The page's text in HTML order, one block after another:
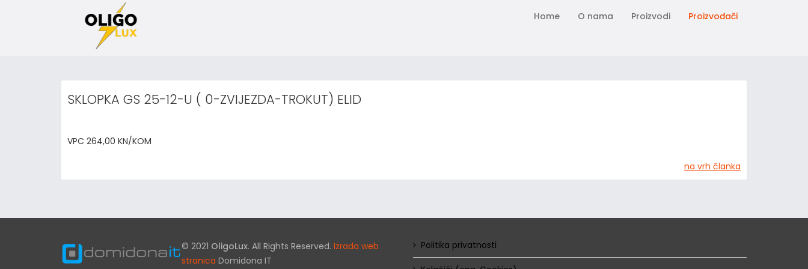
Home O nama Proizvodi Proizvođači
SKLOPKA GS 25-12-U ( 0-ZVIJEZDA-TROKUT) ELID
VPC 264,00 KN/KOM
na vrh članka
© 2021 OligoLux. All Rights Reserved. Izrada web
stranica Domidona IT
Politika privatnosti